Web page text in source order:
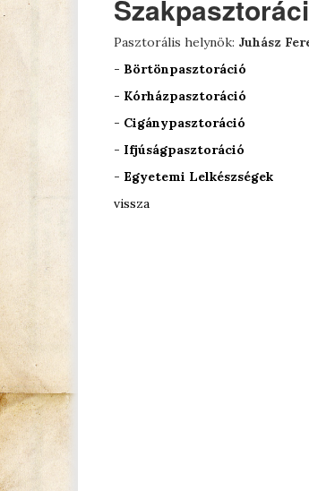
Pasztorális helynök: Juhász
- Börtönpasztoráció
- Kórházpasztoráció
- Cigánypasztoráció
- Ifjúságpasztoráció
- Egyetemi Lelkészségek
vissza